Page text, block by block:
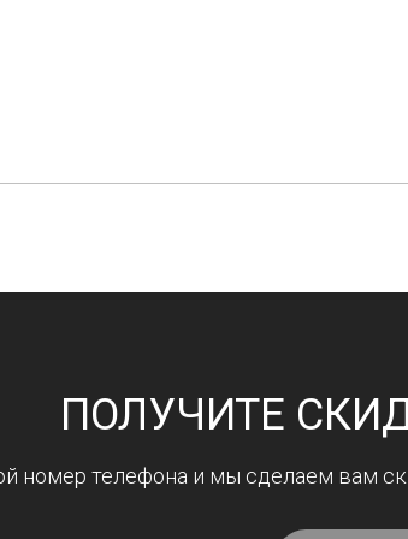
ПОЛУЧИТЕ
номер телефона и мы сделаем вам